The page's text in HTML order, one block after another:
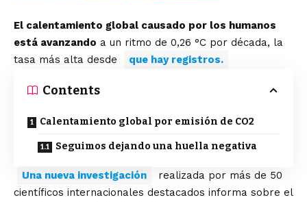
El calentamiento global causado por los humanos
está avanzando a un ritmo de 0,26 °C por década, la
tasa más alta desde
que hay registros.
Contents
Calentamiento global por emisión de CO2
Seguimos dejando una huella negativa
Una nueva investigación
realizada por más de 50
científicos internacionales destacados informa sobre el